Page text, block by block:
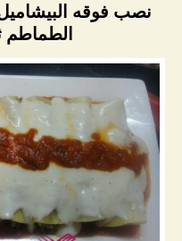
نصب فوقه
الطماطم